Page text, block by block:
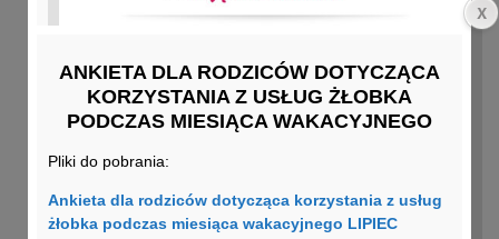
Zabezpieczone: Zajęcia z dziećmi
przeprowadzone w miesiącu Listopad
2025
22 grudnia 2025
Zabezpieczone: Zajęcia z dziećmi
ANKIETA DLA RODZICÓW DOTYCZĄCA
KORZYSTANIA Z USŁUG ŻŁOBKA
PODCZAS MIESIĄCA WAKACYJNEGO
Pliki do pobrania:
Ankieta dla rodziców dotycząca korzystania z usług
żłobka podczas miesiąca wakacyjnego LIPIEC